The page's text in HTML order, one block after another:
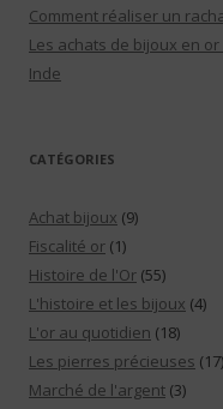
Comment réaliser un
Les achats de bijoux en
Inde
CATÉGORIES
Achat bijoux (9)
Fiscalité or (1)
Histoire de l'Or (55)
L'histoire et les bijoux (4)
L'or au quotidien (18)
Les pierres précieuses (17)
Marché de l'argent (3)